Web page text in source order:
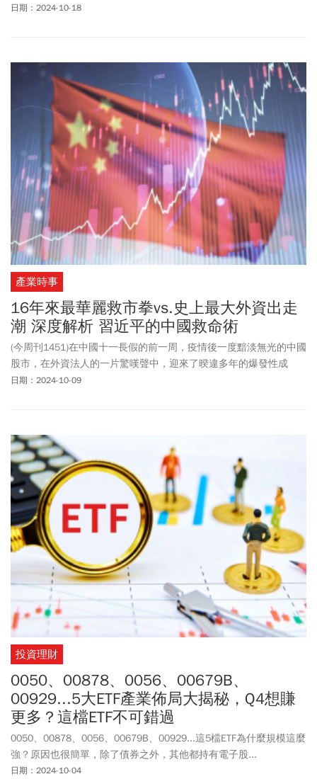
自己是政策的受惠者，因為日前搶不到房、漏夜排隊、加價購買的
適合自用族大膽進場尋覓心儀房，這也讓「小檜溪重劃區」內的
「麗寶南法莊園」正3房產品詢問度大增。
日期：2024-10-18
產業時事
16年來最華麗救市拳vs.史上最大外資出走
潮 深度解析 習近平的中國救命術
(今周刊1451)在中國十一長假的前一周，疫情後一度黯淡無光的中國
股市，在外資法人的一片驚嘆聲中，迎來了暌違多年的爆發性成
長。究竟，資本市場對這個全球第二大經濟體的情緒為何如此火
日期：2024-10-09
投資理財
0050、00878、0056、00679B、
00929...5大ETF產業佈局大揭秘，Q4想賺
更多？這檔ETF不可錯過
0050、00878、0056、00679B、00929...這5檔ETF為什麼規模這麼
強？原因也很簡單，除了債券之外，其他都持有電子股...
日期：2024-10-04